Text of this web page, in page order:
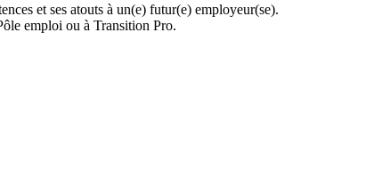
et ses atouts à un(e) futur(e) employeur(se).
emploi ou à Transition Pro.